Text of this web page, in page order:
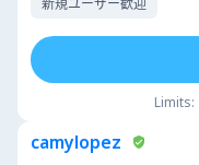
新規ユーザー歓迎
Limits:
camylopez